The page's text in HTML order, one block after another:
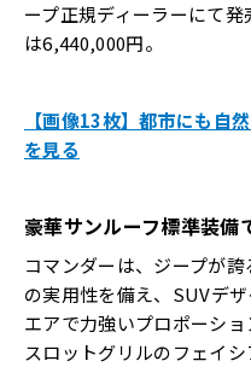
ープ正規ディーラーにて発
は6,440,000円。
【画像13枚】都市にも自
を見る
豪華サンルーフ標準装備
コマンダーは、ジープが
の実用性を備え、SUVデ
エアで力強いプロポーシ
スロットグリルのフェイ